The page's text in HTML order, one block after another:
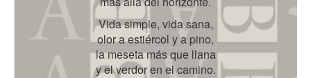
Vida simple, vida sana,
olor a estiércol y a pino,
la meseta más que llana
y el verdor en el camino.